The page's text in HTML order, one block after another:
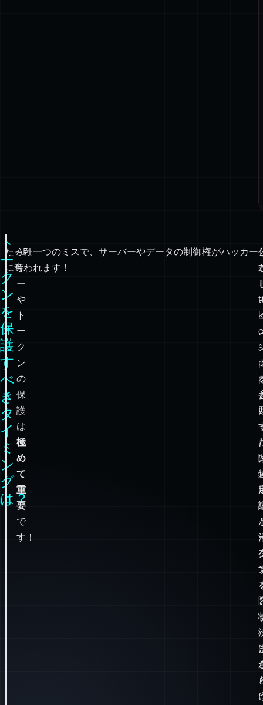
ト
ー
ク
ン
を
保
護
す
べ
き
タ
イ
API
キ
ー
や
ト
ー
ク
ン
の
保
護
は
極
め
たった一つのミスで、サーバーやデータの制御権がハッカー
に奪われます！